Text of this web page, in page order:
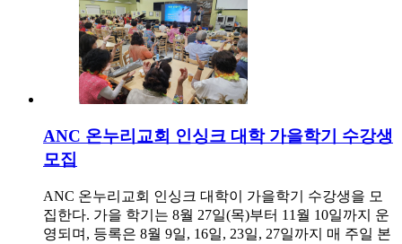
ANC 온누리교회 인싱크 대학 가을학기 수강생
모집
ANC 온누리교회 인싱크 대학이 가을학기 수강생을 모
집한다. 가을 학기는 8월 27일(목)부터 11월 10일까지 운
영되며, 등록은 8월 9일, 16일, 23일, 27일까지 매 주일 본